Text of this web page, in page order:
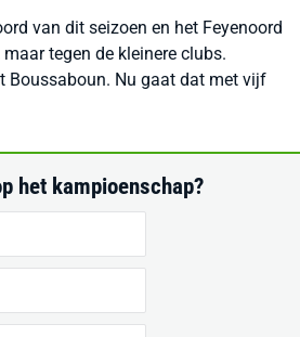
van dit seizoen en het Feyenoord
tegen de kleinere clubs.
Boussaboun. Nu gaat dat met vijf
het kampioenschap?